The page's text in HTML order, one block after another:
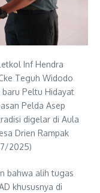
Inf Hendra
Teguh Widodo
Peltu Hidayat
Pelda Asep
digelar di Aula
Drien Rampak
2025)
bahwa alih tugas
khususnya di